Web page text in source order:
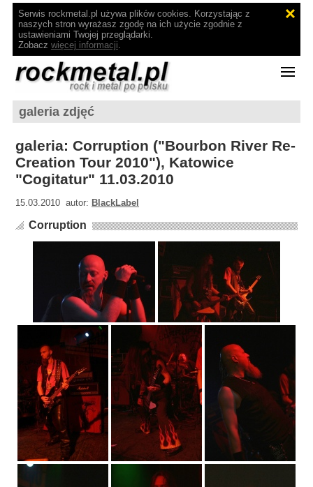
Serwis rockmetal.pl używa plików cookies. Korzystając z
naszych stron wyrażasz zgodę na ich użycie zgodnie z
ustawieniami Twojej przeglądarki.
Zobacz więcej informacji.
galeria zdjęć
galeria: Corruption ("Bourbon River Re-
Creation Tour 2010"), Katowice
"Cogitatur" 11.03.2010
15.03.2010 autor: BlackLabel
Corruption